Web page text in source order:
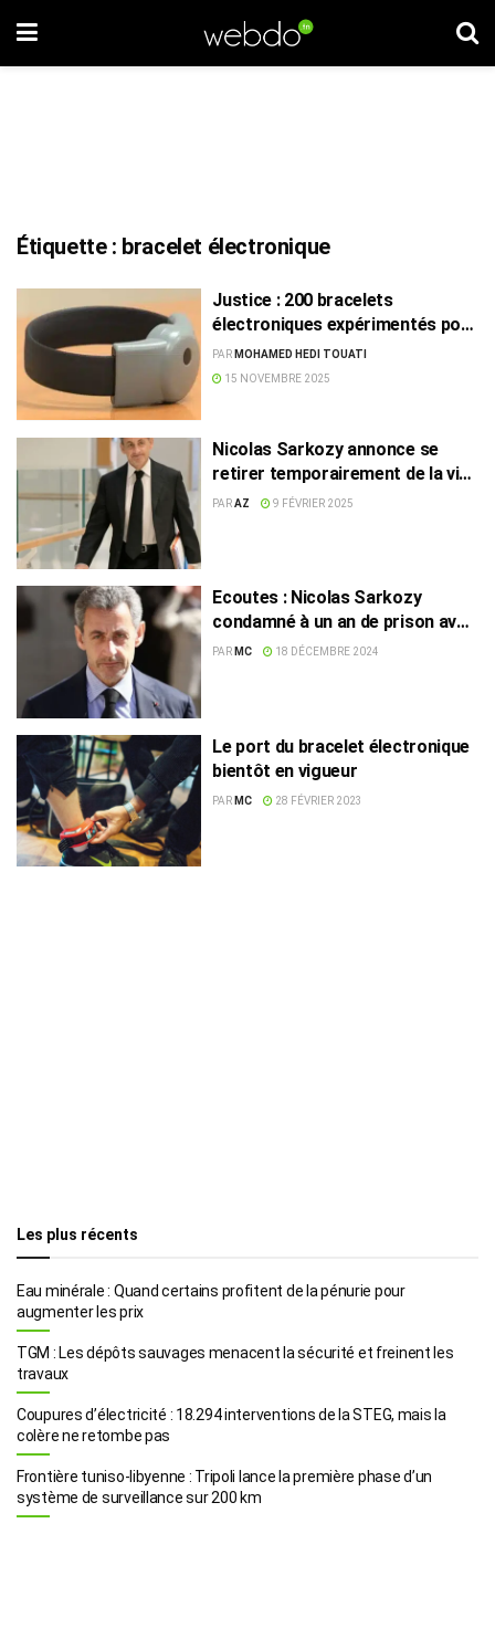
Étiquette : bracelet électronique
Justice : 200 bracelets
électroniques expérimentés pour
1,6 MD
PAR MOHAMED HEDI TOUATI
15 NOVEMBRE 2025
Nicolas Sarkozy annonce se
retirer temporairement de la vie
publique
PARAZ 9 FÉVRIER 2025
Ecoutes : Nicolas Sarkozy
condamné à un an de prison avec
bracelet électronique
PAR MC 18 DÉCEMBRE 2024
Le port du bracelet électronique
bientôt en vigueur
PAR MC 28 FÉVRIER 2023
Les plus récents
Eau minérale : Quand certains profitent de la pénurie pour
augmenter les prix
TGM : Les dépôts sauvages menacent la sécurité et freinent les
travaux
Coupures d’électricité : 18.294 interventions de la STEG, mais la
colère ne retombe pas
Frontière tuniso-libyenne : Tripoli lance la première phase d’un
système de surveillance sur 200 km